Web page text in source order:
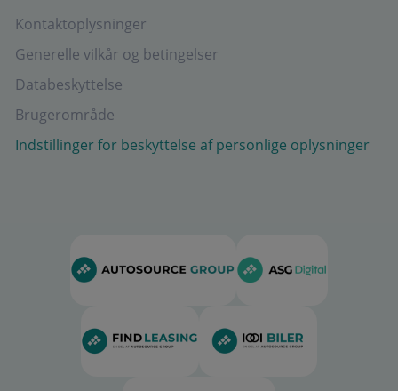
Kontaktoplysninger
Generelle vilkår og betingelser
Databeskyttelse
Brugerområde
Indstillinger for beskyttelse af personlige oplysninger